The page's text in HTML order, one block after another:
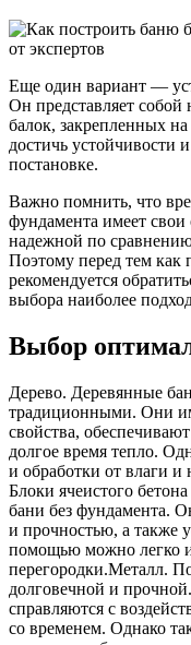
Еще один вариант —
Он представляет
балок, закрепленных
достичь устойчивости
постановке.
Важно помнить, что
фундамента имеет
надежной по
Поэтому перед тем как
рекомендуется
выбора наиболее
Выбор
Дерево. Деревянные
традиционными. Они
свойства,
долгое время тепло.
и обработки от влаги и
Блоки ячеистого
бани без фундамента.
и прочностью, а также
помощью можно легко
перегородки.Металл.
долговечной и
справляются с
со временем. Однако